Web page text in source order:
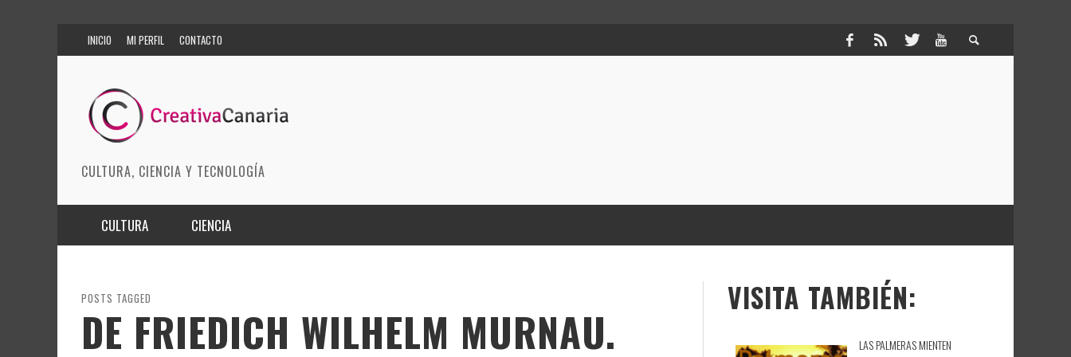
INICIO MI PERFIL CONTACTO
CULTURA, CIENCIA Y TECNOLOGÍA
CULTURA
ARTES ESCÉNICAS
MODA
CIENCIA
INNOVACIÓN
CIENCIAS DE LA TIERRA
POSTS TAGGED
DE FRIEDICH WILHELM MURNAU.
VISITA TAMBIÉN:
LAS PALMERAS MIENTEN